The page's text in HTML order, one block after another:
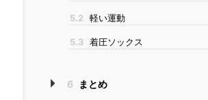
5.2 軽い運動
5.3 着圧ソックス
6 まとめ